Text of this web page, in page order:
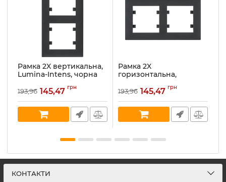
Рамка 2X вертикальна,
Lumina-Intens, чорна
Артикул:WL5623
В наявності:20
193,96 145,47 грн
Рамка 2X
горизонтальна,
WL5723
Артикул:WL5723
В наявності:
193,96 145,47 грн
КОНТАКТИ